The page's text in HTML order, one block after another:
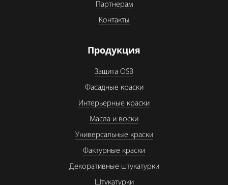
Партнерам
Контакты
Продукция
Защита OSB
Фасадные краски
Интерьерные краски
Масла и воски
Универсальные краски
Фактурные краски
Декоративные штукатурки
Штукатурки